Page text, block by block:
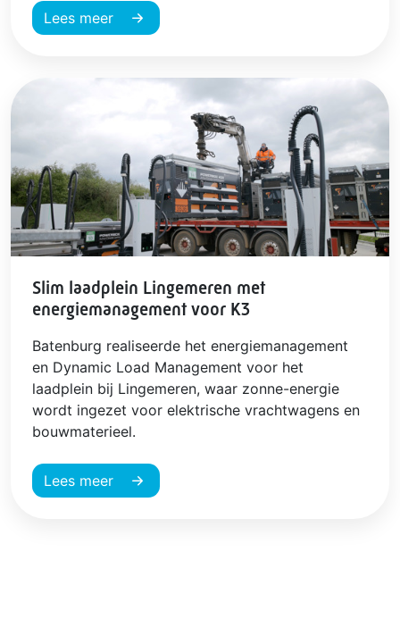
Lees meer
Slim laadplein Lingemeren met
energiemanagement voor K3
Batenburg realiseerde het energiemanagement
en Dynamic Load Management voor het
laadplein bij Lingemeren, waar zonne-energie
wordt ingezet voor elektrische vrachtwagens en
bouwmaterieel.
Lees meer